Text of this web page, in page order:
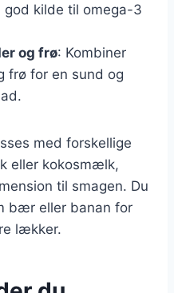
god kilde til omega-3
og frø: Kombiner
frø for en sund og
med forskellige
eller kokosmælk,
til smagen. Du
bær eller banan for
lækker.